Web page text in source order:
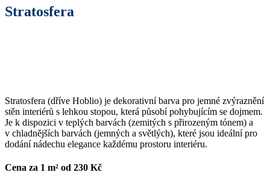
Stratosfera
Stratosfera (dříve Hoblio) je dekorativní barva pro jemné zvýraznění
stěn interiérů s lehkou stopou, která působí pohybujícím se dojmem.
Je k dispozici v teplých barvách (zemitých s přirozeným tónem) a
v chladnějších barvách (jemných a světlých), které jsou ideální pro
dodání nádechu elegance každému prostoru interiéru.
Cena za 1 m² od 230 Kč